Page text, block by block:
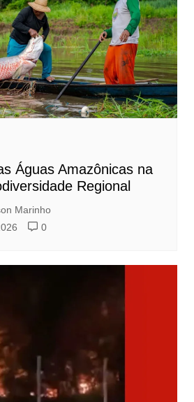
Águas Amazônicas na
Regional
Marinho
0